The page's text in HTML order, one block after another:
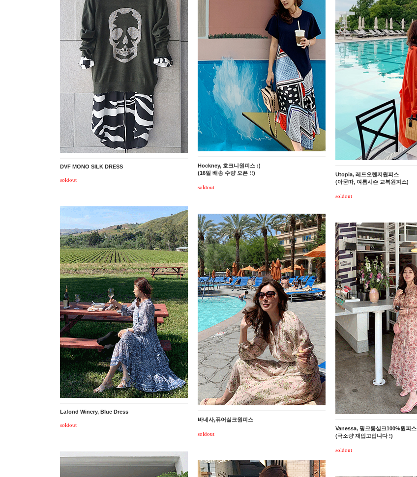
Hockney, 호크니원피스 :)
(16일 배송 수량 오픈 !!)
soldout
DVF MONO SILK DRESS
soldout
Utopia, 레드오렌지원피스
(아묻따, 여름시즌 교복원피스)
soldout
Lafond Winery, Blue Dress
soldout
바네사,퓨어실크원피스
soldout
Vanessa, 핑크롱실크100%원피스
(극소량 재입고입니다 !)
soldout